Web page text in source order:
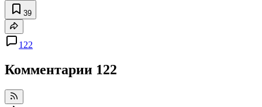
39
122
Комментарии 122